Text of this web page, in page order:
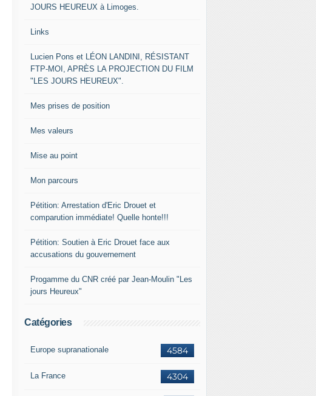
JOURS HEUREUX à Limoges.
Links
Lucien Pons et LÉON LANDINI, RÉSISTANT
FTP-MOI, APRÈS LA PROJECTION DU FILM
"LES JOURS HEUREUX".
Mes prises de position
Mes valeurs
Mise au point
Mon parcours
Pétition: Arrestation d'Eric Drouet et
comparution immédiate! Quelle honte!!!
Pétition: Soutien à Eric Drouet face aux
accusations du gouvernement
Progamme du CNR créé par Jean-Moulin "Les
jours Heureux"
Catégories
4584
Europe supranationale
4304
La France